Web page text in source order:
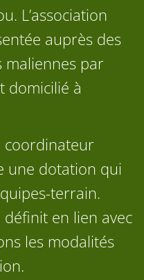
L’association
auprès des
par
domicilié à
une dotation qui
terrain.
en lien avec
les modalités